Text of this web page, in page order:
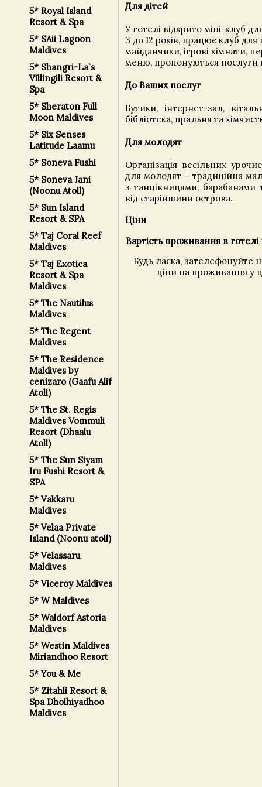
5* Royal Island
Resort & Spa
5* SAii Lagoon
Maldives
5* Shangri-La`s
Villingili Resort &
Spa
5* Sheraton Full
Moon Maldives
5* Six Senses
Latitude Laamu
5* Soneva Fushi
5* Soneva Jani
(Noonu Atoll)
5* Sun Island
Resort & SPA
5* Taj Coral Reef
Maldives
5* Taj Exotica
Resort & Spa
Maldives
5* The Nautilus
Maldives
5* The Regent
Maldives
5* The Residence
Maldives by
cenizaro (Gaafu Alif
Atoll)
5* The St. Regis
Maldives Vommuli
Resort (Dhaalu
Atoll)
5* The Sun Siyam
Iru Fushi Resort &
SPA
5* Vakkaru
Maldives
5* Velaa Private
Island (Noonu atoll)
5* Velassaru
Maldives
5* Viceroy Maldives
5* W Maldives
5* Waldorf Astoria
Maldives
5* Westin Maldives
Miriandhoo Resort
5* You & Me
5* Zitahli Resort &
Spa Dholhiyadhoo
Maldives
Для дітей
У готелі відкрито міні-клуб
3 до 12 років, працює клуб для
майданчики, ігрові кімнати,
меню, пропонуються послуги
До Ваших послуг
Бутики, інтернет-зал,
бібліотека, пральня та
Для молодят
Організація весільних
для молодят – традиційна
з танцівницями, барабанами
від старійшини острова.
Ціни
Вартість проживання в
Будь ласка, зателефонуйте
ціни на проживання у